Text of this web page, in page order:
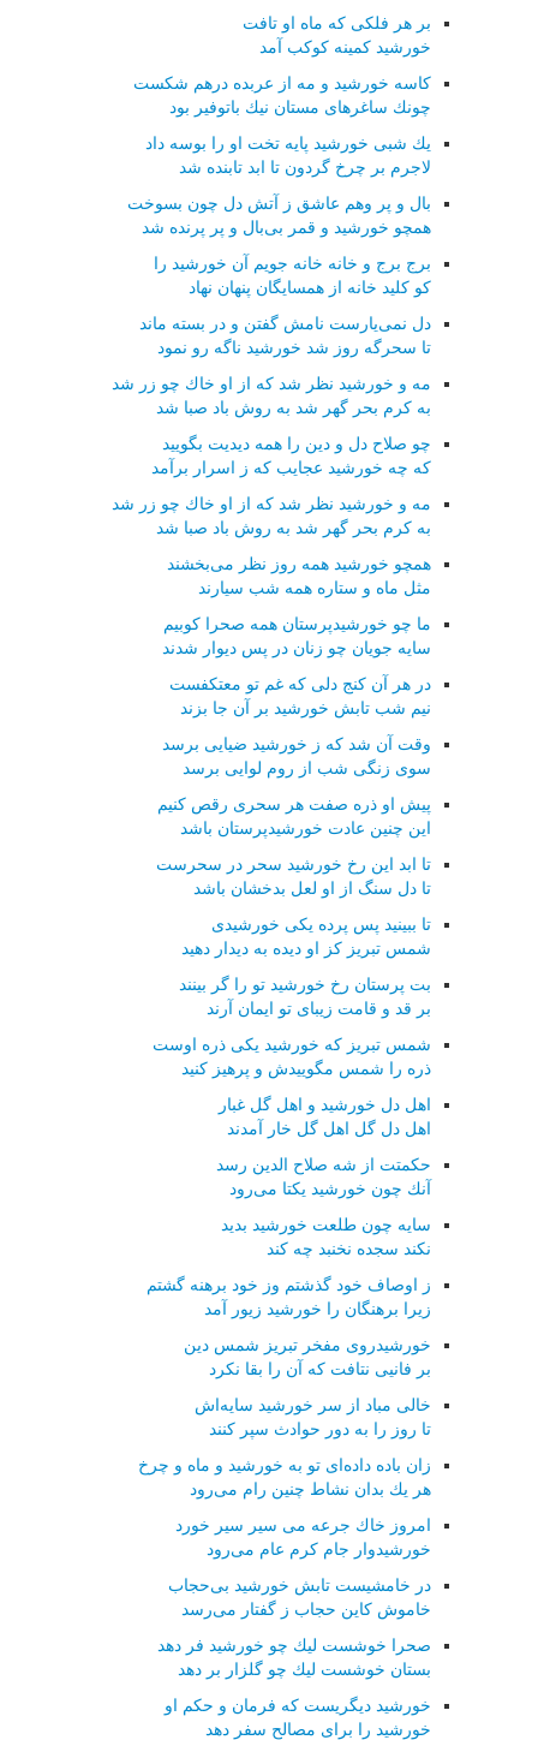
بر هر فلكی كه ماه او تافت
خورشید كمینه كوكب آمد
كاسه خورشید و مه از عربده درهم شكست
چونك ساغرهای مستان نیك باتوفیر بود
یك شبی خورشید پایه تخت او را بوسه داد
لاجرم بر چرخ گردون تا ابد تابنده شد
بال و پر وهم عاشق ز آتش دل چون بسوخت
همچو خورشید و قمر بی‌بال و پر پرنده شد
برج برج و خانه خانه جویم آن خورشید را
كو كلید خانه از همسایگان پنهان نهاد
دل نمی‌یارست نامش گفتن و در بسته ماند
تا سحرگه روز شد خورشید ناگه رو نمود
مه و خورشید نظر شد كه از او خاك چو زر شد
به كرم بحر گهر شد به روش باد صبا شد
چو صلاح دل و دین را همه دیدیت بگویید
كه چه خورشید عجایب كه ز اسرار برآمد
مه و خورشید نظر شد كه از او خاك چو زر شد
به كرم بحر گهر شد به روش باد صبا شد
همچو خورشید همه روز نظر می‌بخشند
مثل ماه و ستاره همه شب سیارند
ما چو خورشیدپرستان همه صحرا كوبیم
سایه جویان چو زنان در پس دیوار شدند
در هر آن كنج دلی كه غم تو معتكفست
نیم شب تابش خورشید بر آن جا بزند
وقت آن شد كه ز خورشید ضیایی برسد
سوی زنگی شب از روم لوایی برسد
پیش او ذره صفت هر سحری رقص كنیم
این چنین عادت خورشیدپرستان باشد
تا ابد این رخ خورشید سحر در سحرست
تا دل سنگ از او لعل بدخشان باشد
تا ببینید پس پرده یكی خورشیدی
شمس تبریز كز او دیده به دیدار دهید
بت پرستان رخ خورشید تو را گر بینند
بر قد و قامت زیبای تو ایمان آرند
شمس تبریز كه خورشید یكی ذره اوست
ذره را شمس مگوییدش و پرهیز كنید
اهل دل خورشید و اهل گل غبار
اهل دل گل اهل گل خار آمدند
حكمتت از شه صلاح الدین رسد
آنك چون خورشید یكتا می‌رود
سایه چون طلعت خورشید بدید
نكند سجده نخنبد چه كند
ز اوصاف خود گذشتم وز خود برهنه گشتم
زیرا برهنگان را خورشید زیور آمد
خورشیدروی مفخر تبریز شمس دین
بر فانیی نتافت كه آن را بقا نكرد
خالی مباد از سر خورشید سایه‌اش
تا روز را به دور حوادث سپر كنند
زان باده داده‌ای تو به خورشید و ماه و چرخ
هر یك بدان نشاط چنین رام می‌رود
امروز خاك جرعه می سیر سیر خورد
خورشیدوار جام كرم عام می‌رود
در خامشیست تابش خورشید بی‌حجاب
خاموش كاین حجاب ز گفتار می‌رسد
صحرا خوشست لیك چو خورشید فر دهد
بستان خوشست لیك چو گلزار بر دهد
خورشید دیگریست كه فرمان و حكم او
خورشید را برای مصالح سفر دهد